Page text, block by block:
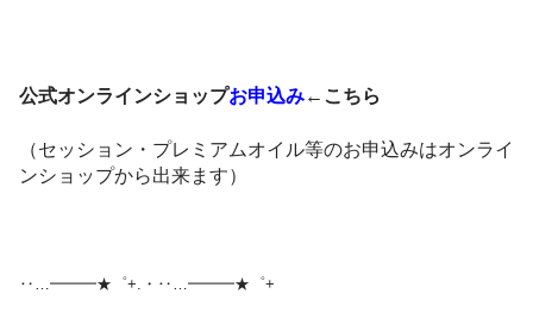
公式オンラインショップお申込み←こちら
（セッション・プレミアムオイル等のお申込みはオンライ
ンショップから出来ます）
‥…━━━★゜+.・‥…━━━★゜+